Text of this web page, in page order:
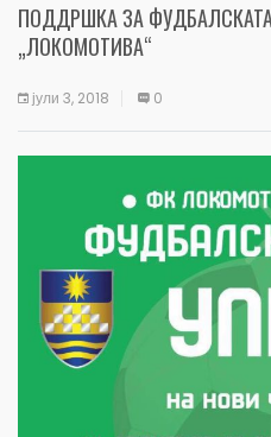
ПОДДРШКА ЗА
„ЛОКОМОТИВА“
јули 3, 2018 0